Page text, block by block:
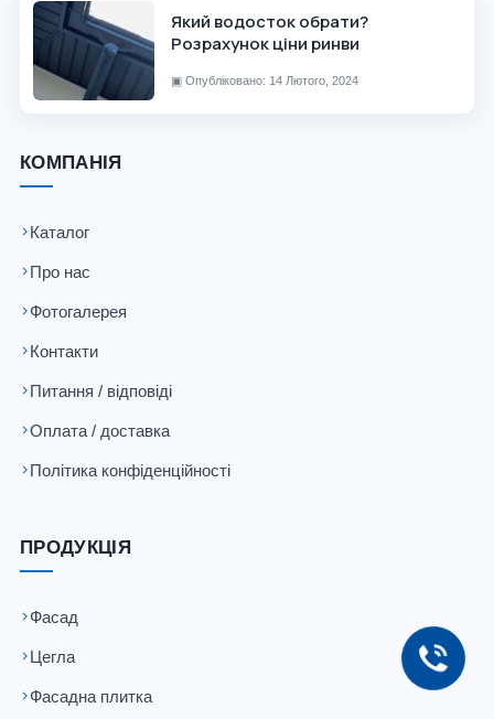
Який водосток обрати?
Розрахунок ціни ринви
▣ Опубліковано: 14 Лютого, 2024
КОМПАНІЯ
Каталог
Про нас
Фотогалерея
Контакти
Питання / відповіді
Оплата / доставка
Політика конфіденційності
ПРОДУКЦІЯ
Фасад
Цегла
Фасадна плитка